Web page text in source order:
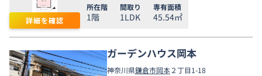
詳細を確認
所在階
1階
間取り
1LDK
専有面積
45.54㎡
ガーデンハウス岡本
神奈川県鎌倉市岡本２丁目1-18